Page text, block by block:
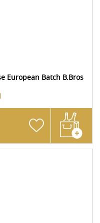
European Batch B.Bros